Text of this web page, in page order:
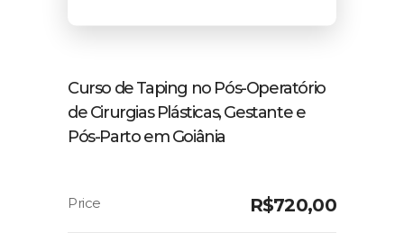
Curso de Taping no Pós-Operatório
de Cirurgias Plásticas, Gestante e
Pós-Parto em Goiânia
R$720,00